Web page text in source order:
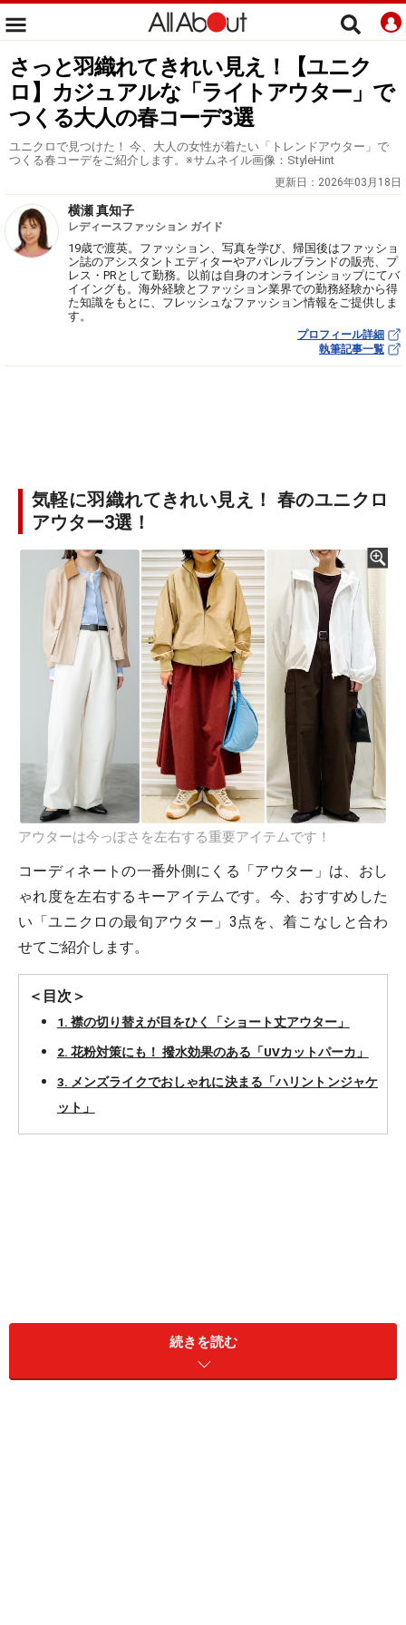
さっと羽織れてきれい見え！【ユニク
ロ】カジュアルな「ライトアウター」で
つくる大人の春コーデ3選
ユニクロで見つけた！ 今、大人の女性が着たい「トレンドアウター」で
つくる春コーデをご紹介します。※サムネイル画像：StyleHint
更新日： 2026年03月18日
横瀬 真知子
レディースファッション ガイド
19歳で渡英。ファッション、写真を学び、帰国後はファッショ
ン誌のアシスタントエディターやアパレルブランドの販売、プ
レス・PRとして勤務。以前は自身のオンラインショップにてバ
イイングも。海外経験とファッション業界での勤務経験から得
た知識をもとに、フレッシュなファッション情報をご提供しま
す。
プロフィール詳細
執筆記事一覧
気軽に羽織れてきれい見え！ 春のユニクロ
アウター3選！
アウターは今っぽさを左右する重要アイテムです！
コーディネートの一番外側にくる「アウター」は、おし
ゃれ度を左右するキーアイテムです。今、おすすめした
い「ユニクロの最旬アウター」3点を、着こなしと合わ
せてご紹介します。
＜目次＞
1. 襟の切り替えが目をひく「ショート丈アウター」
2. 花粉対策にも！ 撥水効果のある「UVカットパーカ」
3. メンズライクでおしゃれに決まる「ハリントンジャケ
ット」
続きを読む